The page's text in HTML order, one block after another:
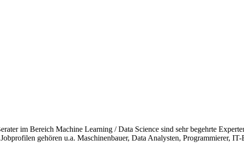
im Bereich Machine Learning / Data Science sind sehr begehrte
gehören u.a. Maschinenbauer, Data Analysten, Programmierer,